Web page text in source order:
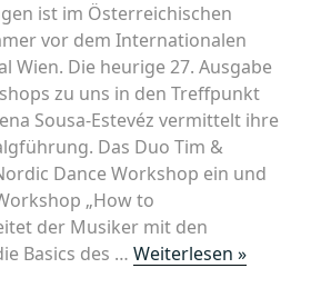
ist im Österreichischen
vor dem Internationalen
Wien. Die heurige 27. Ausgabe
zu uns in den Treffpunkt
Sousa-Estevéz vermittelt ihre
Das Duo Tim &
Dance Workshop ein und
„How to
der Musiker mit den
Basics des … Weiterlesen »„27.